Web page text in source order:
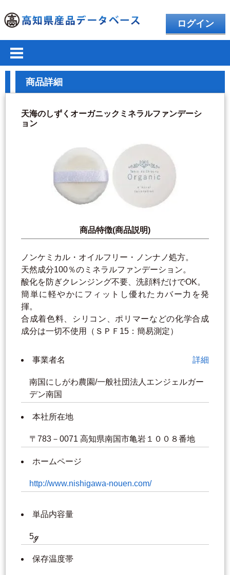
ログイン
商品詳細
天海のしずくオーガニックミネラルファンデーシ
ョン
商品特徴(商品説明)
ノンケミカル・オイルフリー・ノンナノ処方。
天然成分100％のミネラルファンデーション。
酸化を防ぎクレンジング不要、洗顔料だけでOK。
簡単に軽やかにフィットし優れたカバー力を発
揮。
合成着色料、シリコン、ポリマーなどの化学合成
成分は一切不使用（ＳＰＦ15：簡易測定）
事業者名 詳細
南国にしがわ農園/一般社団法人エンジェルガー
デン南国
本社所在地
〒783－0071 高知県南国市亀岩１００８番地
ホームページ
http://www.nishigawa-nouen.com/
単品内容量
5ℊ
保存温度帯